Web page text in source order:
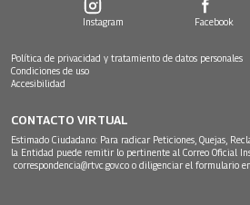
Instagram Facebook
Política de privacidad y tratamiento de datos personales
Condiciones de uso
Accesibilidad
CONTACTO VIRTUAL
Estimado Ciudadano: Para radicar Peticiones, Quejas,
la Entidad puede remitir lo pertinente al Correo Oficial
correspondencia@rtvc.gov.co o diligenciar el formulario